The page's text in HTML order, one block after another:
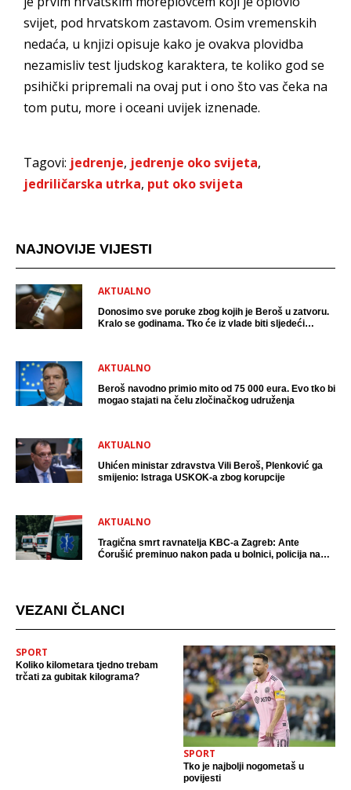
svijet, pod hrvatskom zastavom. Osim vremenskih
nedaća, u knjizi opisuje kako je ovakva plovidba
nezamisliv test ljudskog karaktera, te koliko god se
psihički pripremali na ovaj put i ono što vas čeka na
tom putu, more i oceani uvijek iznenade.
Tagovi: jedrenje, jedrenje oko svijeta,
jedriličarska utrka, put oko svijeta
NAJNOVIJE VIJESTI
AKTUALNO
Donosimo sve poruke zbog kojih je Beroš u zatvoru.
Kralo se godinama. Tko će iz vlade biti sljedeći
AKTUALNO
Beroš navodno primio mito od 75 000 eura. Evo tko bi
mogao stajati na čelu zločinačkog udruženja
AKTUALNO
Uhićen ministar zdravstva Vili Beroš, Plenković ga
smijenio: Istraga USKOK-a zbog korupcije
AKTUALNO
Tragična smrt ravnatelja KBC-a Zagreb: Ante
Ćorušić preminuo nakon pada u bolnici, policija na
VEZANI ČLANCI
SPORT
Koliko kilometara tjedno trebam
trčati za gubitak kilograma?
SPORT
Tko je najbolji nogometaš u
povijesti